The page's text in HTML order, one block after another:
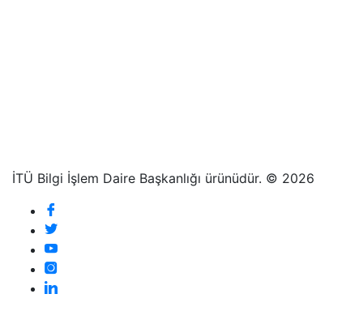
İTÜ Bilgi İşlem Daire Başkanlığı ürünüdür. © 2026